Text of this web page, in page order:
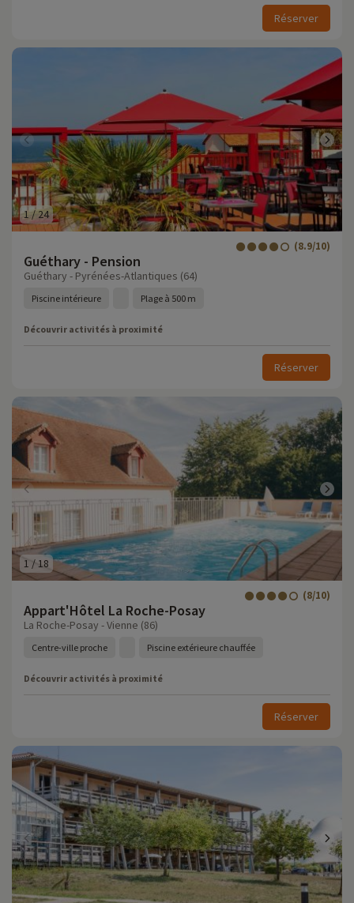
Réserver
1/24
Guéthary - Pension
(8.9/10)
Guéthary - Pyrénées-Atlantiques (64)
Piscine intérieure Plage à 500 m
Découvrir activités à proximité
Réserver
1 /18
Appart'Hôtel La Roche-Posay
(8/10)
La Roche-Posay - Vienne (86)
Centre-ville proche Piscine extérieure chauffée
Découvrir activités à proximité
Réserver